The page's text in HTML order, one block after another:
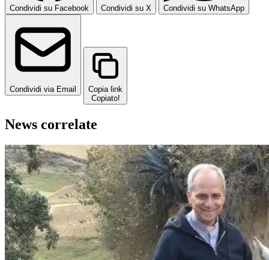
Condividi su Facebook Condividi su X Condividi su WhatsApp
Condividi via Email
Copia link
Copiato!
News correlate